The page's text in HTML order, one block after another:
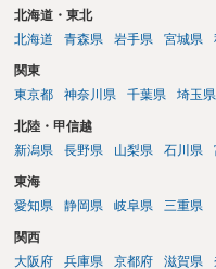
北海道・東北
北海道
青森県 岩手県 宮城県
関東
東京都
神奈川県 千葉県 埼玉県
北陸・甲信越
新潟県
長野県 山梨県 石川県
東海
愛知県
静岡県 岐阜県 三重県
関西
大阪府
兵庫県 京都府 滋賀県